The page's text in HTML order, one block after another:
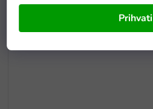
Prihvati